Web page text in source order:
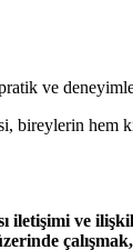
ve
bireylerin hem
iletişimi ve